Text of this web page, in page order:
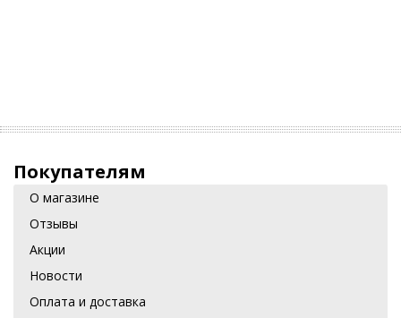
Покупателям
О магазине
Отзывы
Акции
Новости
Оплата и доставка